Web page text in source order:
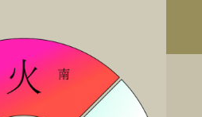
Datenschutz